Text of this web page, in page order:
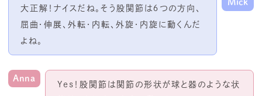
大正解！ナイスだね。そう股関節は６つの方向、
屈曲・伸展、外転・内転、外旋・内旋に動くんだ
よね。
Mick
Anna
Yes！股関節は関節の形状が球と器のような状